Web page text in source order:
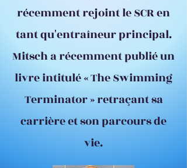
récemment rejoint le SCR en
tant qu'entraîneur principal.
Mitsch a récemment publié un
livre intitulé « The Swimming
Terminator » retraçant sa
carrière et son parcours de
vie.